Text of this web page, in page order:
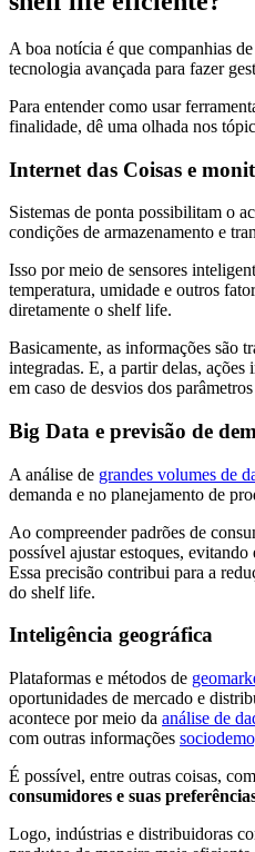
A boa notícia é que companhias
tecnologia avançada para fazer
Para entender como usar
finalidade, dê uma olhada nos
Internet das Coisas e
Sistemas de ponta possibilitam o
condições de armazenamento e
Isso por meio de sensores
temperatura, umidade e outros
diretamente o shelf life.
Basicamente, as informações são
integradas. E, a partir delas, ações
em caso de desvios dos
Big Data e previsão de
A análise de grandes volumes de
demanda e no planejamento de
Ao compreender padrões de
possível ajustar estoques,
Essa precisão contribui para a
do shelf life.​
Inteligência geográfica
Plataformas e métodos de
oportunidades de mercado e
acontece por meio da análise de
com outras informações
É possível, entre outras coisas,
consumidores e suas
Logo, indústrias e distribuidoras